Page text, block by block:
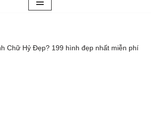
Chữ Hỷ Đẹp? 199 hình đẹp nhất miễn phí